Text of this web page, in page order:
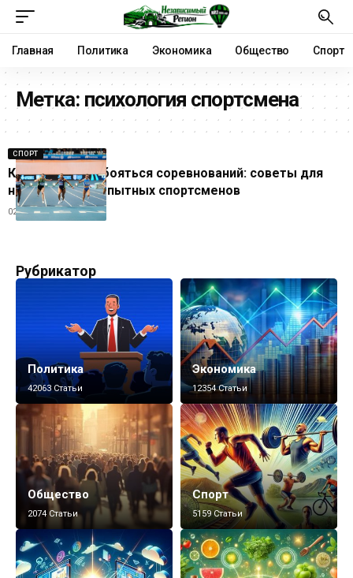
Главная Политика Экономика Общество Спорт
Метка: психология спортсмена
СПОРТ
Как перестать бояться соревнований: советы для
начинающих и опытных спортсменов
02.07.2026
Рубрикатор
Политика
42063 Статьи
Экономика
12354 Статьи
Общество
2074 Статьи
Спорт
5159 Статьи